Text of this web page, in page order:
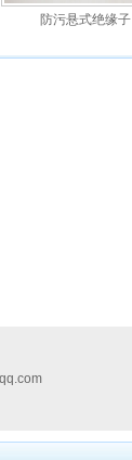
防污悬式绝缘子